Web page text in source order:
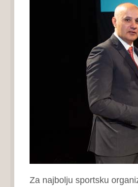
Za najbolju sportsku